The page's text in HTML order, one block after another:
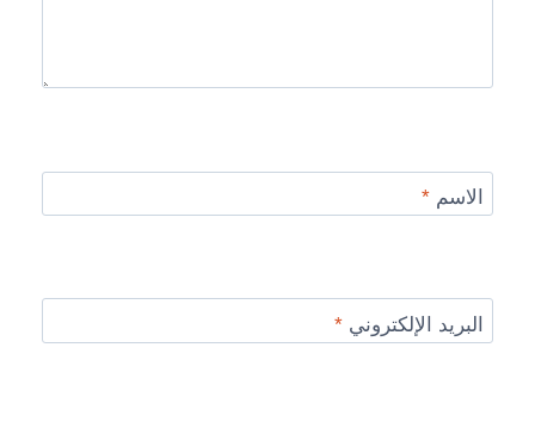
الاسم*
البريد الإلكتروني*